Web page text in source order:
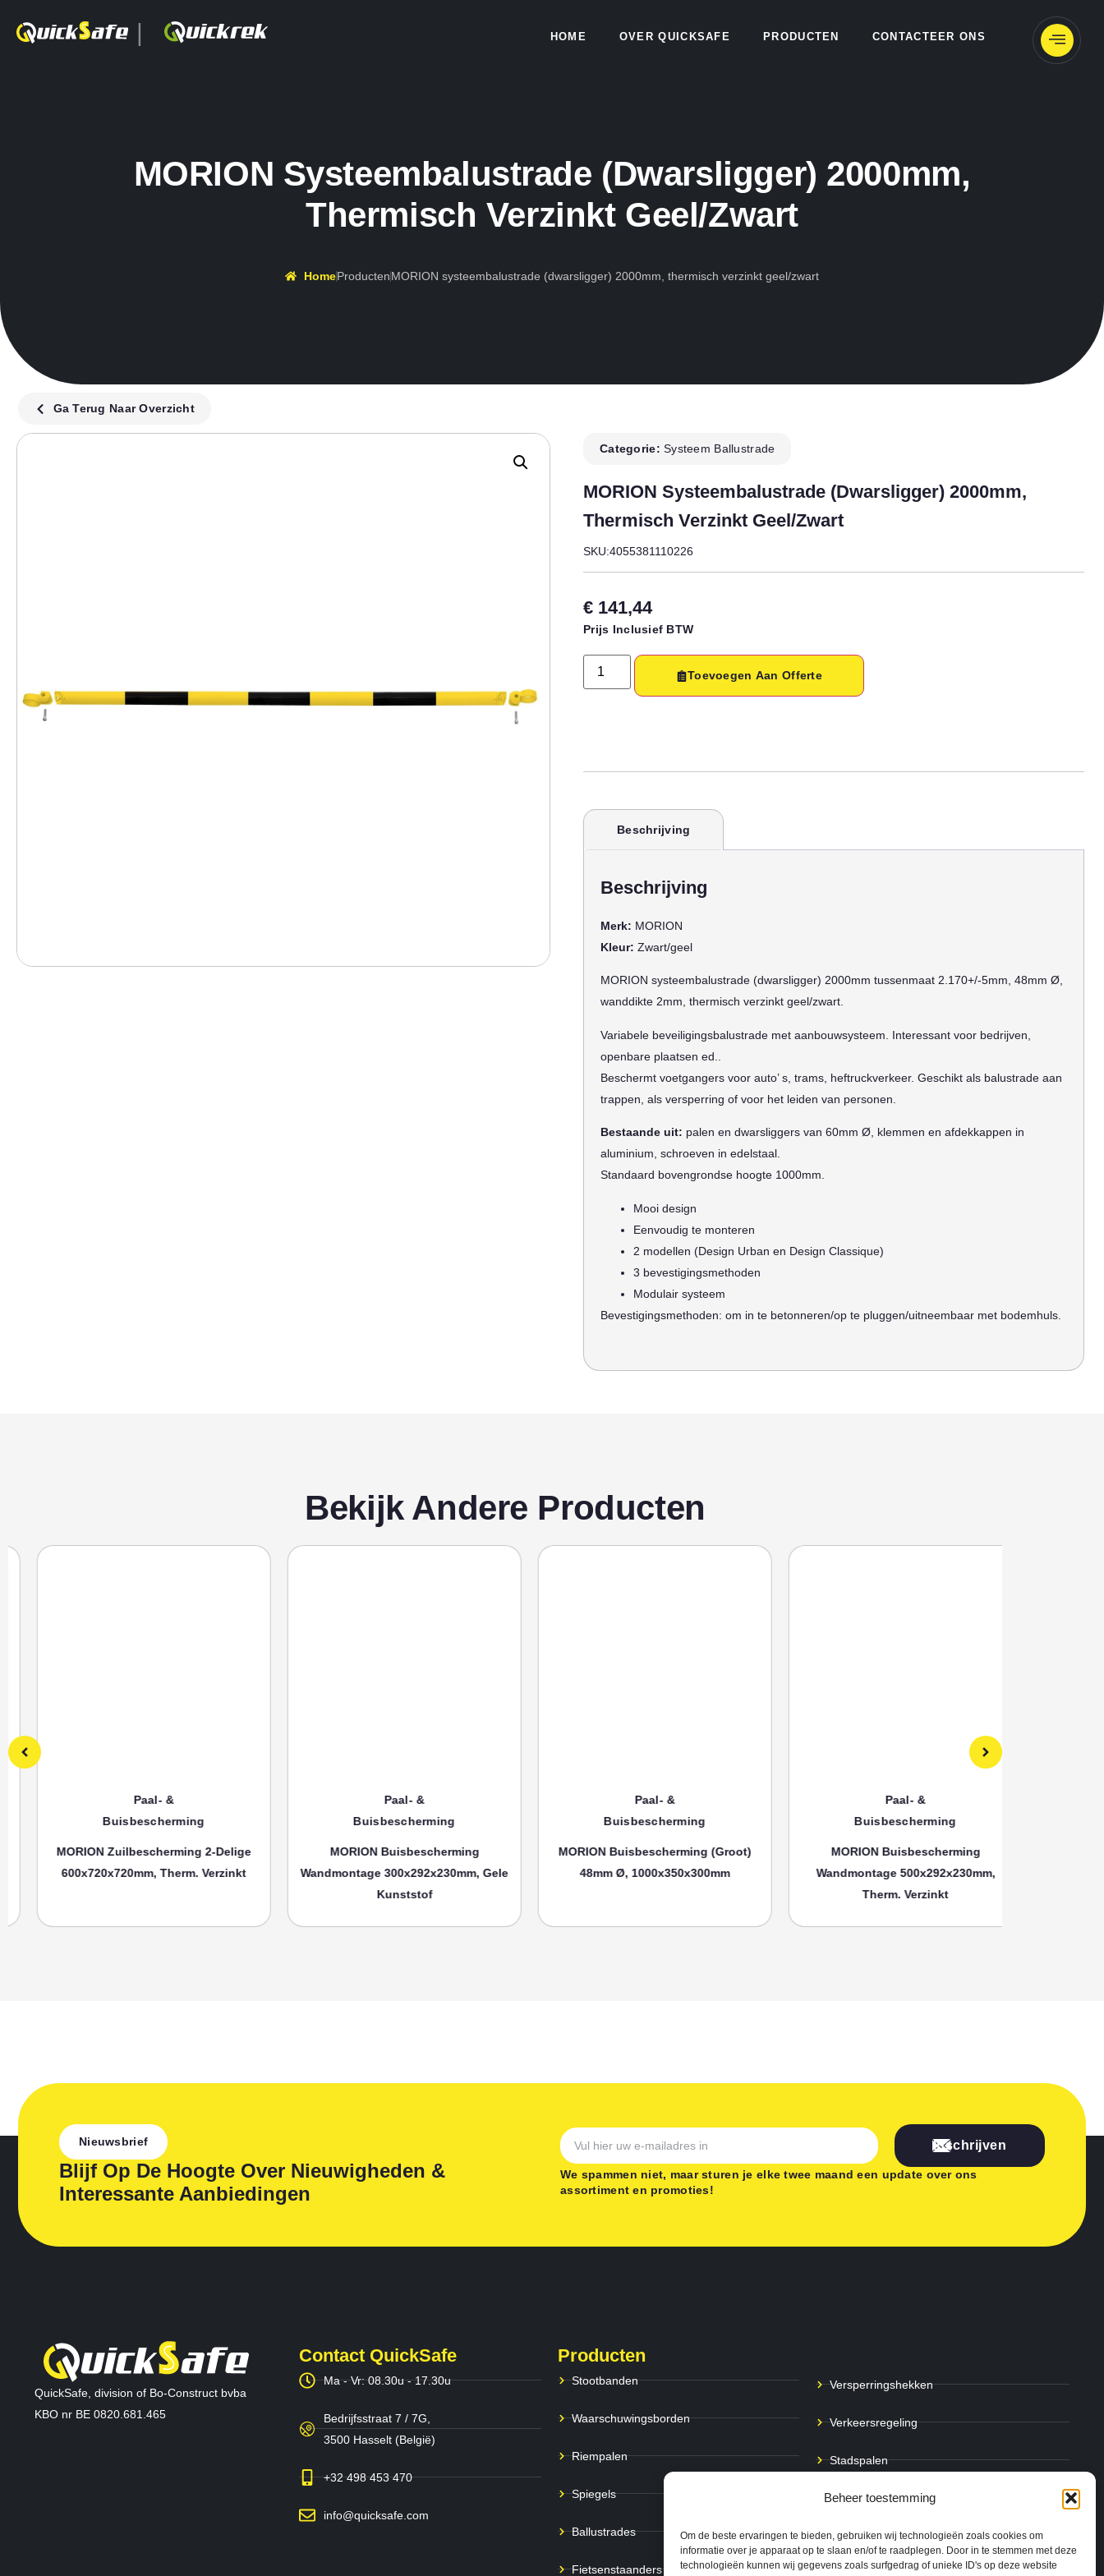
Beheer toestemming
Om de beste ervaringen te bieden, gebruiken wij technologieën zoals cookies om
informatie over je apparaat op te slaan en/of te raadplegen. Door in te stemmen met deze
technologieën kunnen wij gegevens zoals surfgedrag of unieke ID's op deze website
| HOME OVER QUICKSAFE PRODUCTEN CONTACTEER ONS
MORION Systeembalustrade (dwarsligger) 2000mm,
Thermisch Verzinkt Geel/zwart
HomeProductenMORION systeembalustrade (dwarsligger) 2000mm, thermisch verzinkt geel/zwart
Ga Terug Naar Overzicht
Categorie:Systeem Ballustrade
MORION Systeembalustrade (dwarsligger) 2000mm,
Thermisch Verzinkt Geel/zwart
SKU:4055381110226
€ 141,44
Prijs Inclusief BTW
Toevoegen Aan Offerte
Beschrijving
Beschrijving
Merk: MORION
Kleur: Zwart/geel
MORION systeembalustrade (dwarsligger) 2000mm tussenmaat 2.170+/-5mm, 48mm Ø,
wanddikte 2mm, thermisch verzinkt geel/zwart.
Variabele beveiligingsbalustrade met aanbouwsysteem. Interessant voor bedrijven,
openbare plaatsen ed..
Beschermt voetgangers voor auto’ s, trams, heftruckverkeer. Geschikt als balustrade aan
trappen, als versperring of voor het leiden van personen.
Bestaande uit: palen en dwarsliggers van 60mm Ø, klemmen en afdekkappen in
aluminium, schroeven in edelstaal.
Standaard bovengrondse hoogte 1000mm.
Mooi design
Eenvoudig te monteren
2 modellen (Design Urban en Design Classique)
3 bevestigingsmethoden
Modulair systeem
Bevestigingsmethoden: om in te betonneren/op te pluggen/uitneembaar met bodemhuls.
Bekijk Andere Producten
Paal- &
Buisbescherming
MORION Zuilbescherming 2-Delige
600x720x720mm, Therm. Verzinkt
Paal- &
Buisbescherming
MORION Buisbescherming
Wandmontage 300x292x230mm, Gele
Kunststof
Paal- &
Buisbescherming
MORION Buisbescherming (groot)
48mm Ø, 1000x350x300mm
Paal- &
Buisbescherming
MORION Buisbescherming
Wandmontage 500x292x230mm,
Therm. Verzinkt
Nieuwsbrief
Blijf Op De Hoogte Over Nieuwigheden &
Interessante Aanbiedingen
Inschrijven
We spammen niet, maar sturen je elke twee maand een update over ons
assortiment en promoties!
QuickSafe, division of Bo-Construct bvba
KBO nr BE 0820.681.465
Contact QuickSafe
Ma - Vr: 08.30u - 17.30u
Bedrijfsstraat 7 / 7G,
3500 Hasselt (België)
+32 498 453 470
info@quicksafe.com
Producten
Stootbanden
Waarschuwingsborden
Riempalen
Spiegels
Ballustrades
Fietsenstaanders
Versperringshekken
Verkeersregeling
Stadspalen
Afzetpalen
Bodemmarkering